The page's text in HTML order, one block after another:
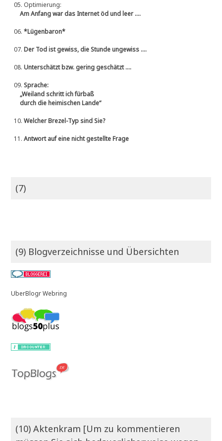
05. Optimierung:
Am Anfang war das Internet öd und leer ....
06.*Lügenbaron*
07.Der Tod ist gewiss, die Stunde ungewiss ....
08.Unterschätzt bzw. gering geschätzt ....
09.Sprache:
„Weiland schritt ich fürbaß
durch die heimischen Lande“
10.Welcher Brezel-Typ sind Sie?
11.Antwort auf eine nicht gestellte Frage
(7)
(9) Blogverzeichnisse und Übersichten
UberBlogr Webring
(10) Aktenkram [Um zu kommentieren